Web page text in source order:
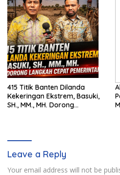
415 Titik Banten Dilanda
Kekeringan Ekstrem, Basuki,
SH., MM., MH. Dorong
Leave a Reply
Your email address will not be